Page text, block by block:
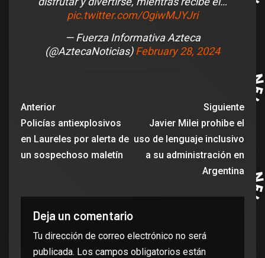
pic.twitter.com/OgiwMJYJri
— Fuerza Informativa Azteca
(@AztecaNoticias)February 28, 2024
Anterior
Policías antiexplosivos
en Laureles por alerta de
un sospechoso maletín
Siguiente
Javier Milei prohibe el
uso de lenguaje inclusivo
a su administración en
Argentina
Deja un comentario
Tu dirección de correo electrónico no será
publicada. Los campos obligatorios están